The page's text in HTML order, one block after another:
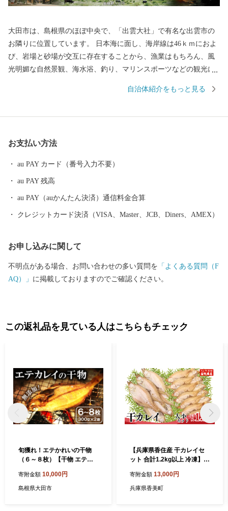
大田市は、島根県のほぼ中央で、「出雲大社」で有名な出雲市の
お隣りに位置しています。 日本海に面し、海岸線は46ｋｍにおよ
び、岩場と砂場が交互に存在することから、漁業はもちろん、風
光明媚な自然景観、海水浴、釣り、マリンスポーツなどの観光に
立公園に属する三瓶山や多くの温泉があります。 世界遺産「石見
自治体紹介をもっと見る
お支払い方法
au PAY カード（番号入力不要）
au PAY 残高
au PAY（auかんたん決済）通信料金合算
クレジットカード決済（VISA、Master、JCB、Diners、AMEX）
お申し込みに関して
不明点がある場合、お問い合わせの多い質問を 「よくある質問（F
AQ）」 に掲載しておりますのでご確認ください。
この返礼品を見ている人はこちらもチェック
旬獲れ！エテかれいの干物
（６～８枚）【干物 エテか
魚 カレイ 旬獲れ 無添加 天日
塩 詰め合わせ セット 贈答 ギ
寄附金額 10,000円
島根県大田市
【兵庫県香住産 干カレイセ
ット 合計1.2kg以上 冷凍】
カレイ かれい 干物 セット 詰
め合わせ 焼き魚 あぶり 炙り
寄附金額 13,000円
兵庫県香美町